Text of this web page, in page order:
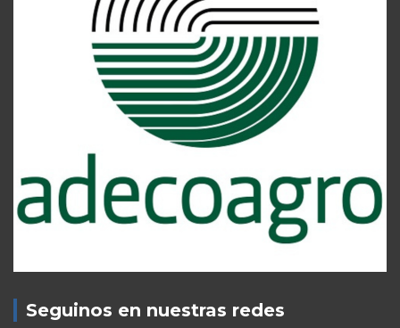
Seguinos en nuestras redes